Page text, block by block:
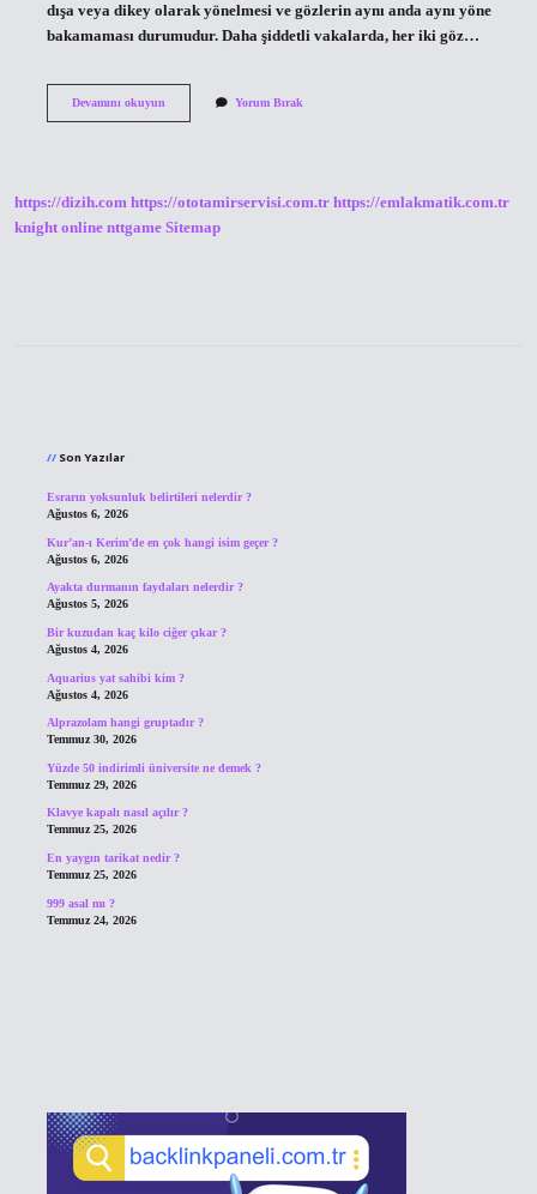
dışa veya dikey olarak yönelmesi ve gözlerin aynı anda aynı yöne
bakamaması durumudur. Daha şiddetli vakalarda, her iki göz…
Devamını okuyunGöz
Yorum Bırak
https://dizih.com https://ototamirservisi.com.tr https://emlakmatik.com.tr
knight online nttgame Sitemap
Son Yazılar
Esrarın yoksunluk belirtileri nelerdir ?
Ağustos 6, 2026
Kur’an-ı Kerim’de en çok hangi isim geçer ?
Ağustos 6, 2026
Ayakta durmanın faydaları nelerdir ?
Ağustos 5, 2026
Bir kuzudan kaç kilo ciğer çıkar ?
Ağustos 4, 2026
Aquarius yat sahibi kim ?
Ağustos 4, 2026
Alprazolam hangi gruptadır ?
Temmuz 30, 2026
Yüzde 50 indirimli üniversite ne demek ?
Temmuz 29, 2026
Klavye kapalı nasıl açılır ?
Temmuz 25, 2026
En yaygın tarikat nedir ?
Temmuz 25, 2026
999 asal mı ?
Temmuz 24, 2026